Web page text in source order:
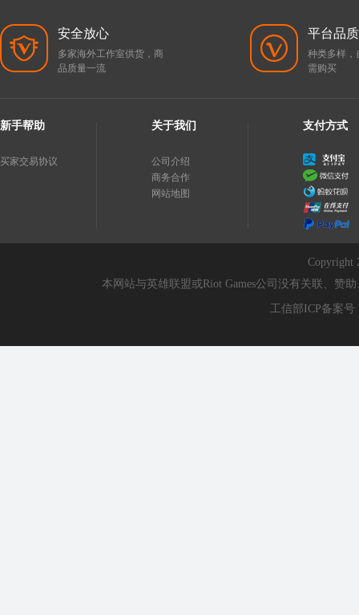
安全放心
多家海外工作室供货，商
品质量一流
平台品质
种类多样，
需购买
新手帮助
买家交易协议
关于我们
公司介绍
商务合作
网站地图
支付方式
Copyright
本网站与英雄联盟或Riot Games公司没有关联、赞
工信部ICP备案号